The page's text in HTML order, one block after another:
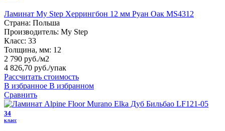
Ламинат My Step Херрингбон 12 мм Руан Оак MS4312
Страна: Польша
Производитель: My Step
Класс: 33
Толщина, мм: 12
2 790 руб./м2
4 826,70 руб./упак
Рассчитать стоимость
В избранное В избранном
Сравнить
34
класс